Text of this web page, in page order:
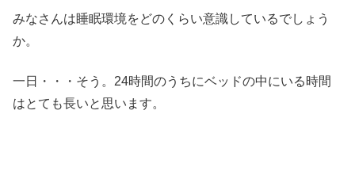
みなさんは睡眠環境をどのくらい意識しているでしょう
か。
一日・・・そう。24時間のうちにベッドの中にいる時間
はとても長いと思います。